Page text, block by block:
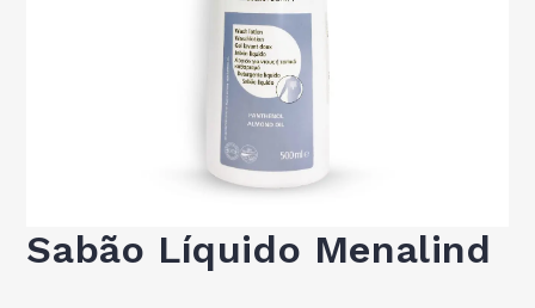
Sabão Líquido Menalind